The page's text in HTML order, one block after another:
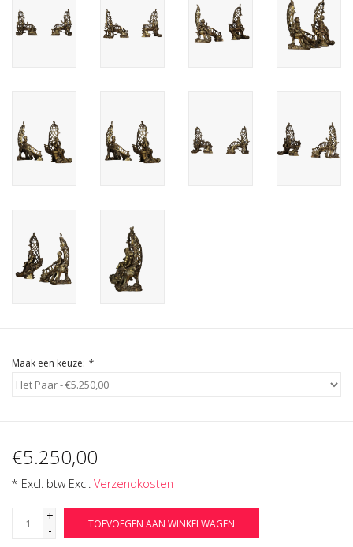
Maak een keuze: *
€5.250,00
* Excl. btw Excl. Verzendkosten
+
-
TOEVOEGEN AAN WINKELWAGEN